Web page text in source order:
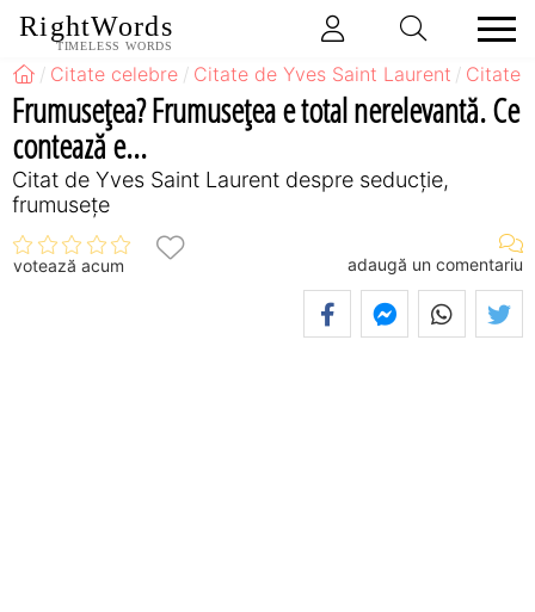
RightWords
TIMELESS WORDS
Citate celebre Citate de Yves Saint Laurent Citate
Frumuseţea? Frumuseţea e total nerelevantă. Ce
contează e...
Citat de Yves Saint Laurent despre seducție,
frumusețe
votează acum adaugă un comentariu